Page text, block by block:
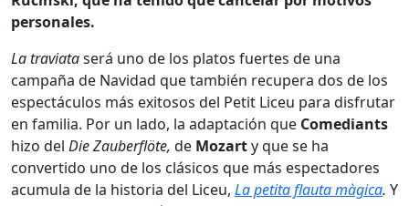
personales.
La traviataserá uno de los platos fuertes de una
campaña de Navidad que también recupera dos de los
espectáculos más exitosos del Petit Liceu para disfrutar
en familia. Por un lado, la adaptación que Comediants
hizo del Die Zauberflöte, de Mozarty que se ha
convertido uno de los clásicos que más espectadores
acumula de la historia del Liceu, La petita flauta màgica. Y